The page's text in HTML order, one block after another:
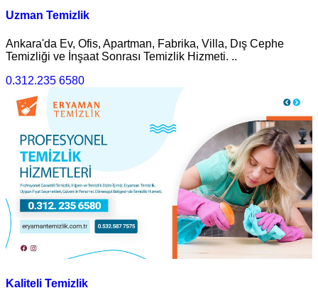
Uzman Temizlik
Ankara'da Ev, Ofis, Apartman, Fabrika, Villa, Dış Cephe
Temizliği ve İnşaat Sonrası Temizlik Hizmeti. ..
0.312.235 6580
Kaliteli Temizlik